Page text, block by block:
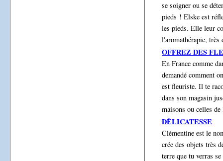
se soigner ou se
pieds ! Elske est
les pieds. Elle leur
l'aromathérapie, très
OFFREZ DES
En France comme
demandé comment
est fleuriste. Il te
dans son magasin
maisons ou celles
DÉLICATESSE
Clémentine est le
crée des objets très
terre que tu verras